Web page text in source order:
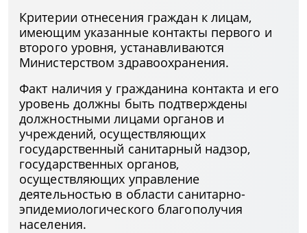
Критерии отнесения граждан к лицам,
имеющим указанные контакты первого и
второго уровня, устанавливаются
Министерством здравоохранения.
Факт наличия у гражданина контакта и его
уровень должны быть подтверждены
должностными лицами органов и
учреждений, осуществляющих
государственный санитарный надзор,
государственных органов,
осуществляющих управление
деятельностью в области санитарно-
эпидемиологического благополучия
населения.